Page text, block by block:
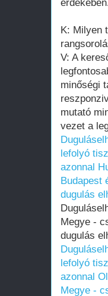
K: Milyen
V: A
minőségi
mutató
vezet a
lefolyó
azonnal
Budapest
dugulás
Megye -
dugulás
lefolyó
azonnal
Megye -